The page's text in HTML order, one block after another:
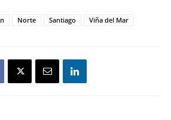
Norte Santiago Viña del Mar